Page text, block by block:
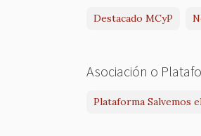
Destacado MCyP
Asociación o
Plataforma Salvemos